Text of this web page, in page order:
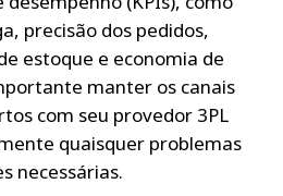
precisão dos pedidos,
estoque e economia de
manter os canais
com seu provedor 3PL
quaisquer problemas
necessárias.